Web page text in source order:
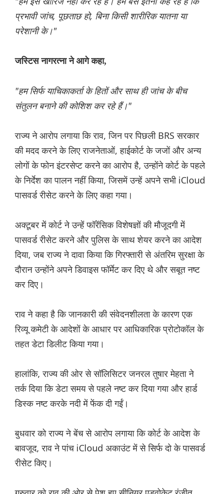
प्रभावी जांच, पूछताछ हो, बिना किसी शारीरिक यातना या
परेशानी के।"
जस्टिस नागरत्ना ने आगे कहा,
"हम सिर्फ याचिकाकर्ता के हितों और साथ ही जांच के बीच
संतुलन बनाने की कोशिश कर रहे हैं।"
राज्य ने आरोप लगाया कि राव, जिन पर पिछली BRS सरकार
की मदद करने के लिए राजनेताओं, हाईकोर्ट के जजों और अन्य
लोगों के फोन इंटरसेप्ट करने का आरोप है, उन्होंने कोर्ट के पहले
के निर्देश का पालन नहीं किया, जिसमें उन्हें अपने सभी iCloud
पासवर्ड रीसेट करने के लिए कहा गया।
अक्टूबर में कोर्ट ने उन्हें फॉरेंसिक विशेषज्ञों की मौजूदगी में
पासवर्ड रीसेट करने और पुलिस के साथ शेयर करने का आदेश
दिया, जब राज्य ने दावा किया कि गिरफ्तारी से अंतरिम सुरक्षा के
दौरान उन्होंने अपने डिवाइस फॉर्मेट कर दिए थे और सबूत नष्ट
कर दिए।
राव ने कहा है कि जानकारी की संवेदनशीलता के कारण एक
रिव्यू कमेटी के आदेशों के आधार पर आधिकारिक प्रोटोकॉल के
तहत डेटा डिलीट किया गया।
हालांकि, राज्य की ओर से सॉलिसिटर जनरल तुषार मेहता ने
तर्क दिया कि डेटा समय से पहले नष्ट कर दिया गया और हार्ड
डिस्क नष्ट करके नदी में फेंक दी गईं।
बुधवार को राज्य ने बेंच से आरोप लगाया कि कोर्ट के आदेश के
बावजूद, राव ने पांच iCloud अकाउंट में से सिर्फ दो के पासवर्ड
रीसेट किए।